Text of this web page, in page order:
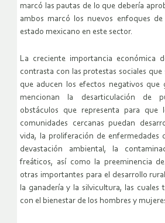
marcó las pautas de lo que debería
ambos marcó los nuevos enfoques
estado mexicano en este sector.
La creciente importancia económica
contrasta con las protestas sociales que
que aducen los efectos negativos que
mencionan la desarticulación de
obstáculos que representa para que
comunidades cercanas puedan
vida, la proliferación de enfermedades
devastación ambiental, la
freáticos, así como la preeminencia
otras importantes para el desarrollo
la ganadería y la silvicultura, las cuales
con el bienestar de los hombres y